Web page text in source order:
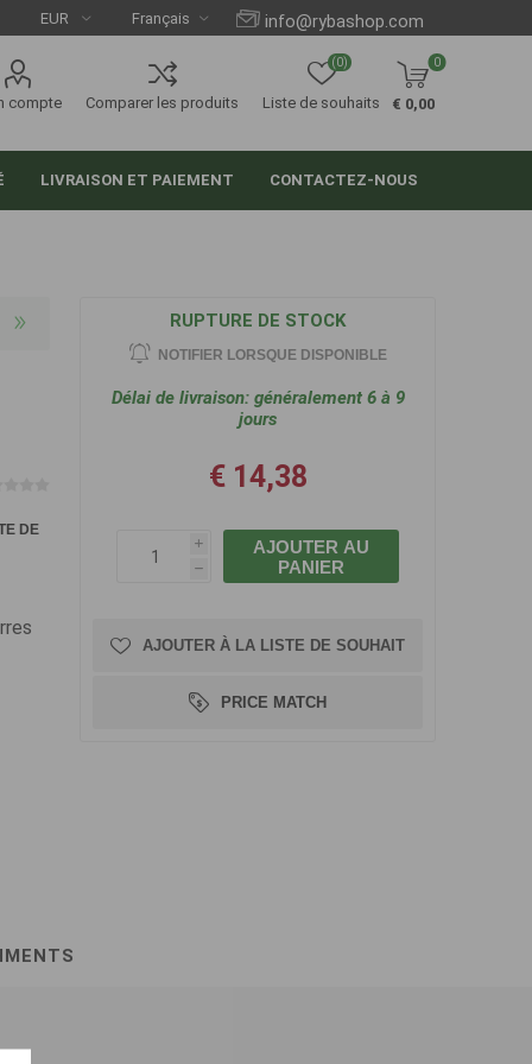
info@rybashop.com
compte Comparer les produits Liste de souhaits
(0) 0
€ 0,00
LIVRAISON ET PAIEMENT CONTACTEZ-NOUS
DE
RUPTURE DE STOCK
NOTIFIER LORSQUE DISPONIBLE
Délai de livraison: généralement 6 à 9
jours
€ 14,38
i
h
AJOUTER AU
PANIER
AJOUTER À LA LISTE DE SOUHAIT
PRICE MATCH